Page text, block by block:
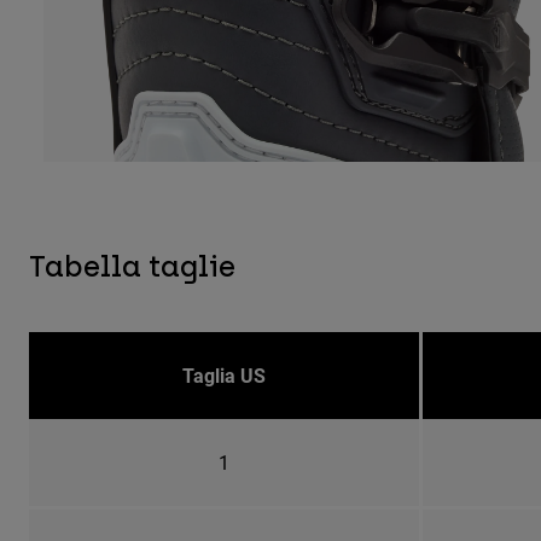
Tabella taglie
Taglia US
1